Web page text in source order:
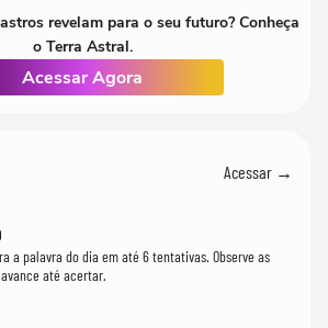
revelam para o seu futuro? Conheça
o Terra Astral.
Acessar Agora
Acessar →
a palavra do dia em até 6 tentativas. Observe as
até acertar.